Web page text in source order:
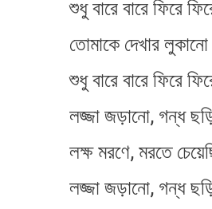
শুধু বারে বারে ফিরে
তোমাকে দেখার
শুধু বারে বারে ফিরে
লজ্জা জড়ানো, গন্ধ
লক্ষ মরণে, মরতে
লজ্জা জড়ানো, গন্ধ